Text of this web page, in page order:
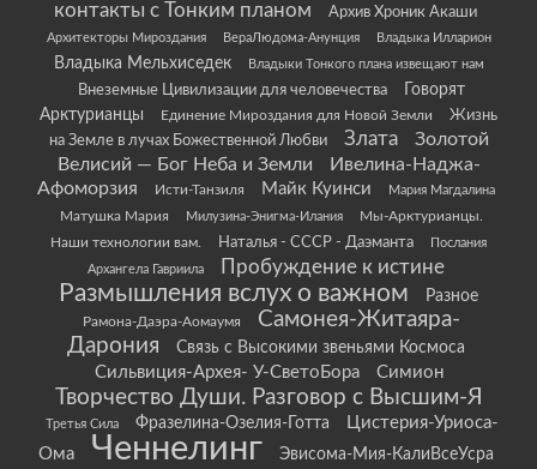
контакты с Тонким планом
Архив Хроник Акаши
Архитекторы Мироздания ВераЛюдома-Анунция Владыка Илларион
Владыка Мельхиседек Владыки Тонкого плана извещают нам
Внеземные Цивилизации для человечества
Говорят
Арктурианцы
Единение Мироздания для Новой Земли
Жизнь
на Земле в лучах Божественной Любви
Злата
Золотой
Велисий — Бог Неба и Земли
Ивелина-Наджа-
Афоморзия
Исти-Танзиля Майк Куинси Мария Магдалина
Матушка Мария Милузина-Энигма-Илания
Мы-Арктурианцы.
Наши технологии вам.
Наталья - СССР - Даэманта
Послания
Архангела Гавриила
Пробуждение к истине
Размышления вслух о важном Разное
Рамона-Даэра-Аомаумя
Самонея-Житаяра-
Дарония
Связь с Высокими звеньями Космоса
Сильвиция-Архея- У-СветоБора Симион
Творчество Души. Разговор с Высшим-Я
Третья Сила Фразелина-Озелия-Готта
Цистерия-Уриоса-
Ома
Ченнелинг Эвисома-Мия-КалиВсеУсра